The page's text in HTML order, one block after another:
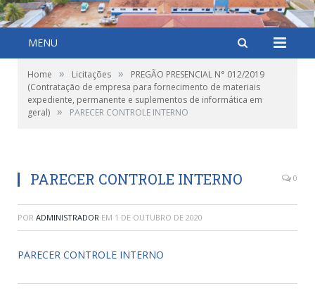
MENU
Home » Licitações »
PREGÃO PRESENCIAL N° 012/2019
(Contratação de empresa para fornecimento de materiais
expediente, permanente e suplementos de informática em
geral) » PARECER CONTROLE INTERNO
PARECER CONTROLE INTERNO 0
POR ADMINISTRADOR EM 1 DE OUTUBRO DE 2020
PARECER CONTROLE INTERNO